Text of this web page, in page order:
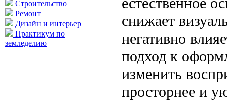
Строительство
Ремонт
Дизайн и интерьер
Практикум по
земледелию
снижает
негативно
подход к
изменить
просторнее и